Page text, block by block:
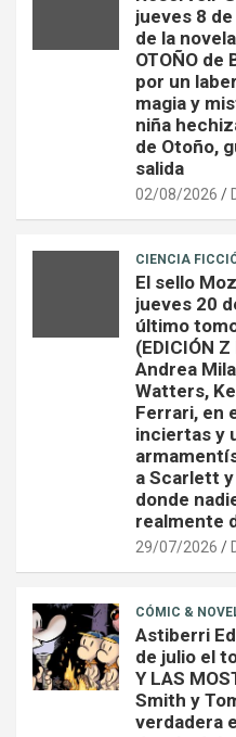
jueves 8
de la
OTOÑO de
por un
magia y
niña
de Otoño,
salida
02/08/2026
CIENCIA
El sello
jueves 20
último
(EDICIÓN
Andrea
Watters,
Ferrari, en
inciertas y
a Scarlett
donde
realmente
29/07/2026
CÓMIC &
Astiberri
de julio el
Y LAS
Smith y
verdadera